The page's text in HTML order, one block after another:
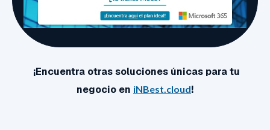
¡Encuentra otras soluciones únicas para tu
negocio en iNBest.cloud!